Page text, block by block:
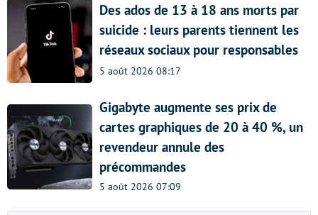
Des ados de 13 à 18 ans morts par
suicide : leurs parents tiennent les
réseaux sociaux pour responsables
5 août 2026 08:17
Gigabyte augmente ses prix de
cartes graphiques de 20 à 40 %, un
revendeur annule des
précommandes
5 août 2026 07:09